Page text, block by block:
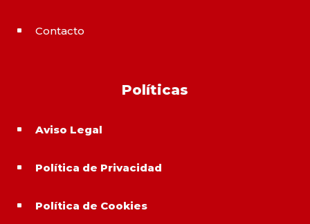
^ Contacto
Políticas
^ Aviso Legal
^ Política de Privacidad
^ Política de Cookies